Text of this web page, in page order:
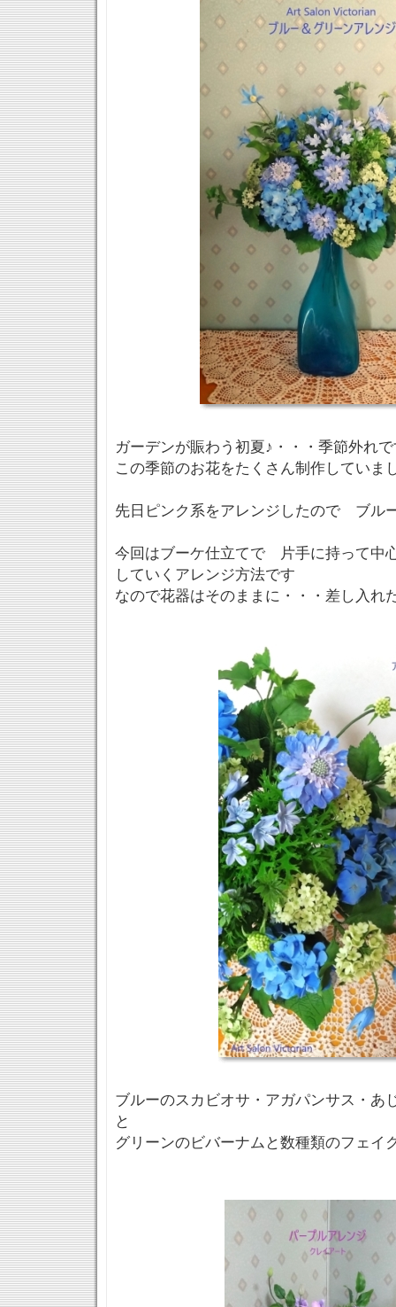
ガーデンが賑わう初夏♪・・・季節外れ
この季節のお花をたくさん制作していま
先日ピンク系をアレンジしたので ブル
今回はブーケ仕立てで 片手に持って中
していくアレンジ方法です
なので花器はそのままに・・・差し入れ
ブルーのスカビオサ・アガパンサス・あ
と
グリーンのビバーナムと数種類のフェイ